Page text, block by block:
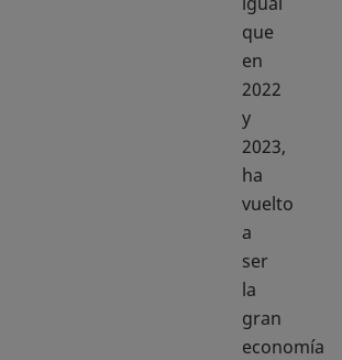
que
en
2022
y
2023,
ha
vuelto
a
ser
la
gran
economía